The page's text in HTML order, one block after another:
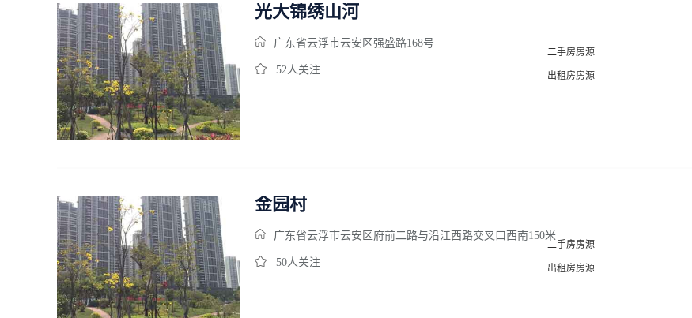
光大锦绣山河
广东省云浮市云安区强盛路168号
52人关注
二手房房源
出租房房源
金园村
广东省云浮市云安区府前二路与沿江西路交叉口西南150米
50人关注
二手房房源
出租房房源